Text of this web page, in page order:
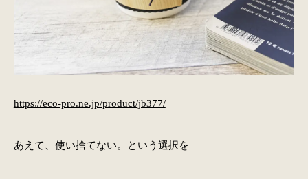
https://eco-pro.ne.jp/product/jb377/
あえて、使い捨てない。という選択を